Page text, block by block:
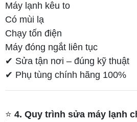
Máy lạnh kêu to
Có mùi lạ
Chạy tốn điện
Máy đóng ngắt liên tục
✔ Sửa tận nơi – đúng kỹ thuật
✔ Phụ tùng chính hãng 100%
⭐ 4. Quy trình sửa máy lạnh